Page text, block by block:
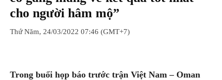
cho người hâm mộ”
Thứ Năm, 24/03/2022 07:46 (GMT+7)
Trong buổi họp báo trước trận Việt Nam – Oman